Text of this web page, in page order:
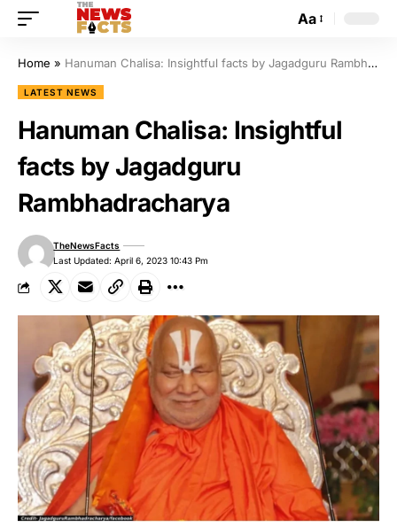
Aa
Home » Hanuman Chalisa: Insightful facts by Jagadguru Rambhadracharya
LATEST NEWS
Hanuman Chalisa: Insightful
facts by Jagadguru
Rambhadracharya
Last Updated: April 6, 2023 10:43 Pm
TheNewsFacts